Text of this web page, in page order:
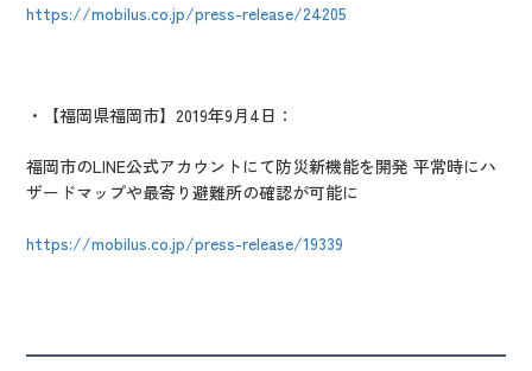
https://mobilus.co.jp/press-release/24205
・【福岡県福岡市】2019年9月4日：
福岡市のLINE公式アカウントにて防災新機能を開発 平常時にハ
ザードマップや最寄り避難所の確認が可能に
https://mobilus.co.jp/press-release/19339